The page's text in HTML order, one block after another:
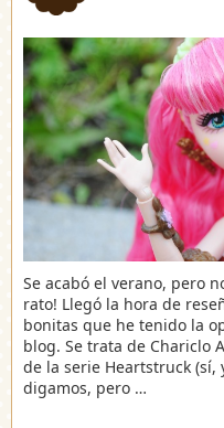
Se acabó el verano, pero
rato! Llegó la hora de
bonitas que he tenido la
blog. Se trata de Chariclo
de la serie Heartstruck
digamos, pero …